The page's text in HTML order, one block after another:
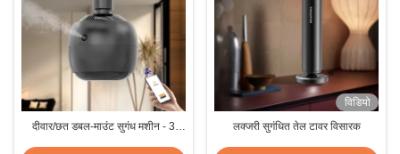
दीवार/छत डबल-माउंट सुगंध मशीन - 3
विडियो
लक्जरी सुगंधित तेल टावर विसारक